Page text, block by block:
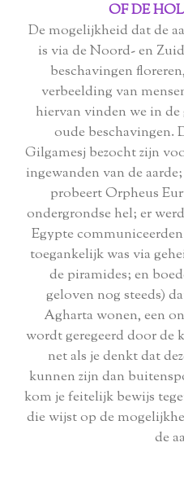
OF DE
De mogelijkheid dat de
is via de Noord- en
beschavingen
verbeelding van
hiervan vinden we in de
oude beschavingen.
Gilgamesj bezocht zijn
ingewanden van de
probeert Orpheus
ondergrondse hel; er
Egypte
toegankelijk was via
de piramides; en
geloven nog steeds)
Agharta wonen, een
wordt geregeerd door de
net als je denkt dat
kunnen zijn dan
kom je feitelijk bewijs
die wijst op de
de